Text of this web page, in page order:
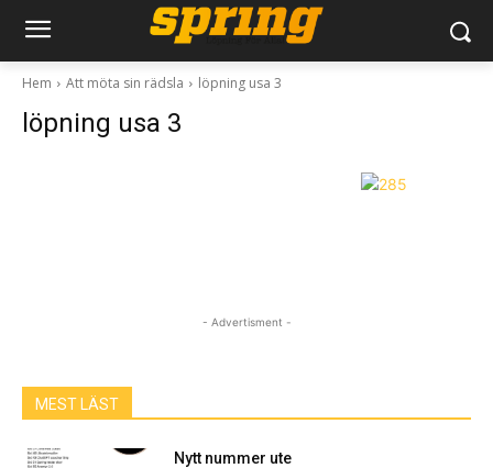
Hem Att möta sin rädsla löpning usa 3
löpning usa 3
- Advertisment -
MEST LÄST
Nytt nummer ute